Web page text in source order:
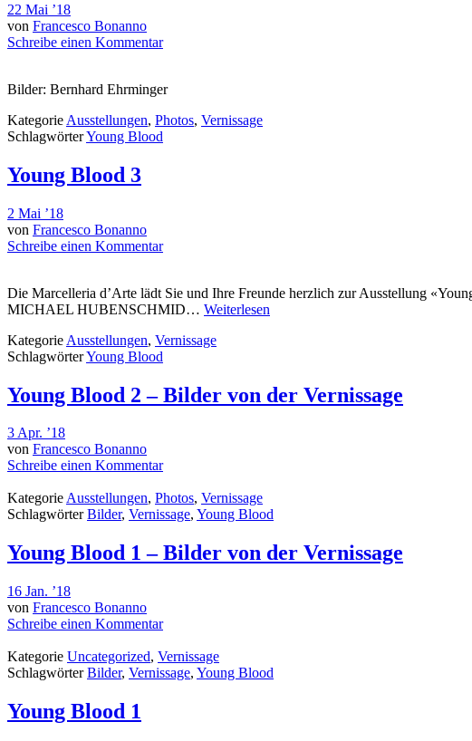
22 Mai ’18
von Francesco Bonanno
Schreibe einen Kommentar
Bilder: Bernhard Ehrminger
Kategorie Ausstellungen, Photos, Vernissage
SchlagwörterYoung Blood
Young Blood 3
2 Mai ’18
von Francesco Bonanno
Schreibe einen Kommentar
Die Marcelleria d’Arte lädt Sie und Ihre Freunde herzlich zur Ausstellung
MICHAEL HUBENSCHMID… Weiterlesen
Kategorie Ausstellungen, Vernissage
SchlagwörterYoung Blood
Young Blood 2 – Bilder von der Vernissage
3 Apr. ’18
von Francesco Bonanno
Schreibe einen Kommentar
KategorieAusstellungen, Photos, Vernissage
SchlagwörterBilder, Vernissage, Young Blood
Young Blood 1 – Bilder von der Vernissage
16 Jan. ’18
von Francesco Bonanno
Schreibe einen Kommentar
Kategorie Uncategorized, Vernissage
SchlagwörterBilder, Vernissage, Young Blood
Young Blood 1